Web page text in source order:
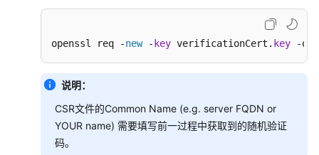
放
注
密
钥
openssl req -new - key verificationCert. key -
说明：
CSR文件的Common Name (e.g. server FQDN or
YOUR name) 需要填写前一过程中获取到的随机验证
码。